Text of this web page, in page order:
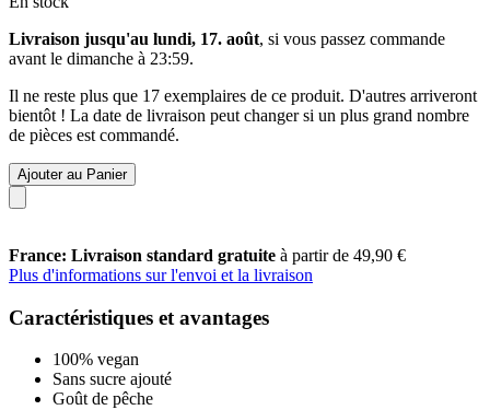
Livraison jusqu'au lundi, 17. août, si vous passez commande
avant le dimanche à 23:59.
Il ne reste plus que 17 exemplaires de ce produit. D'autres arriveront
bientôt ! La date de livraison peut changer si un plus grand nombre
de pièces est commandé.
Ajouter au Panier
France: Livraison standard gratuite à partir de 49,90 €
Plus d'informations sur l'envoi et la livraison
Caractéristiques et avantages
100% vegan
Sans sucre ajouté
Goût de pêche